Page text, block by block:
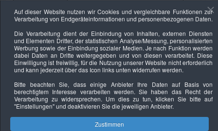
Mittwoch
05. März
Keine Events an diesem Datum
06. März
Keine Events an diesem Datum
Freitag
07. März
Keine Events an diesem Datum
Samstag
Sonntag
09. März
Keine Events an diesem Datum
Auf dieser Website nutzen wir Cookies und vergleichbare Funktionen zur
Verarbeitung von Endgeräteinformationen und personenbezogenen Daten.
Die Verarbeitung dient der Einbindung von Inhalten, externen Diensten
und Elementen Dritter, der statistischen Analyse/Messung, personalisierten
Werbung sowie der Einbindung sozialer Medien. Je nach Funktion werden
dabei Daten an Dritte weitergegeben und von diesen verarbeitet. Diese
Einwilligung ist freiwillig, für die Nutzung unserer Website nicht erforderlich
und kann jederzeit über das Icon links unten widerrufen werden.
Bitte beachten Sie, dass einige Anbieter Ihre Daten auf Basis von
berechtigtem Interesse verarbeiten werden. Sie haben das Recht der
Verarbeitung zu widersprechen. Um dies zu tun, klicken Sie bitte auf
"Einstellungen"und deaktivieren Sie die jeweiligen Anbieter.
Zustimmen